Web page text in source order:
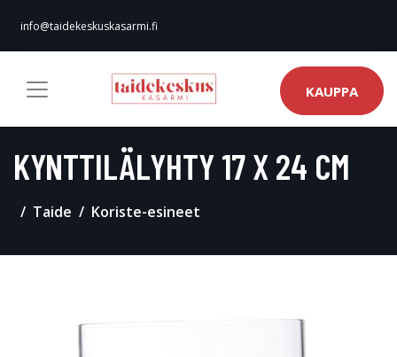
info@taidekeskuskasarmi.fi
KAUPPA
KYNTTILÄLYHTY 17 X 24 CM
Taide Koriste-esineet